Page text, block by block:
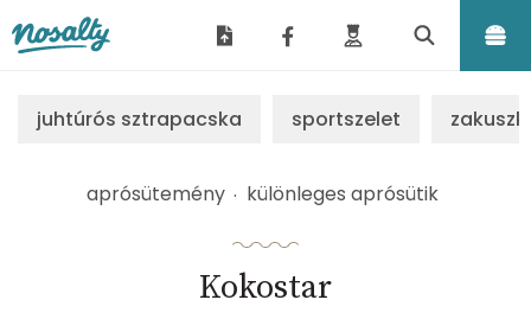
juhtúrós sztrapacska sportszelet
aprósütemény különleges aprósütik
Kokostar